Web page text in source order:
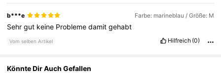
b***e Farbe: marineblau / Größe: M
Sehrgut keine Problemedamitgehabt
Vom selben Artikel Hilfreich (0)
Könnte Dir Auch Gefallen